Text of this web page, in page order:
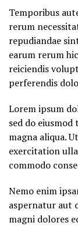
Temporibus
rerum
repudiandae
earum rerum hic
reiciendis
perferendis
Lorem ipsum
sed do
magna aliqua.
exercitation
commodo
Nemo enim
aspernatur aut
magni dolores